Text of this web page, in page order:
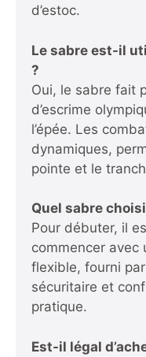
d’estoc.
Le sabre est-il
?
Oui, le sabre fait
d’escrime
l’épée. Les
dynamiques,
pointe et le
Quel sabre
Pour débuter, il
commencer avec
flexible, fourni
sécuritaire et
pratique.
Est-il légal